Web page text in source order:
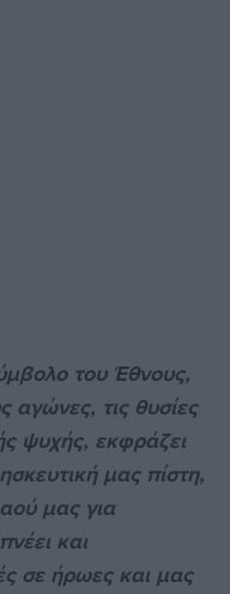
του Έθνους,
αγώνες, τις θυσίες
ψυχής, εκφράζει
μας πίστη,
μας για
και
σε ήρωες και μας